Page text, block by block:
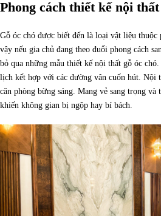
Phong cách thiết kế nội
Gỗ óc chó được biết đến là loại vật liệu thuộc
vậy nếu gia chủ đang theo đuổi phong cách
bỏ qua những mẫu thiết kế nội thất gỗ óc
lịch kết hợp với các đường vân cuốn hút. Nội
căn phòng bừng sáng. Mang vẻ sang trọng
khiến không gian bị ngộp hay bí bách.